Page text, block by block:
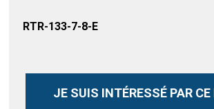
RTR-133-7-8-E
JE SUIS INTÉRESSÉ PAR